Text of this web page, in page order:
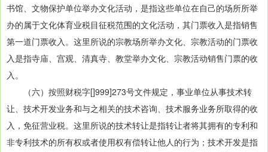
书馆、文物保护单位举办文化活动，是指这些单位在自己的场所所举
办的属于文化体育业税目征税范围的文化活动，其门票收入是指销售
第一道门票收入。这里所说的宗教场所举办文化、宗教活动的门票收
入是指寺庙、宫观、清真寺、教堂举办文化、宗教活动销售门票的收
入。
（六）按照财税字[]999]273号文件规定，事业单位从事技术转
让、技术开发业务和与之相关的技术咨询、技术服务业务所取得的收
入，免征营业税。这里所说的技术转让是指转让者将其拥有的专利和
非专利技术的所有权或者使用权有偿转让他人的行为；技术开发是指